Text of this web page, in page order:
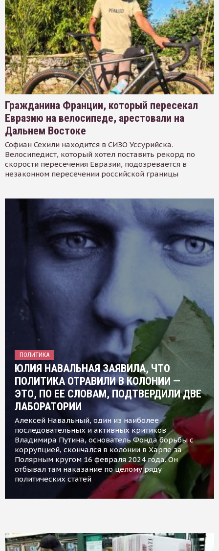
Гражданина Франции, который пересекал
Евразию на велосипеде, арестовали на
Дальнем Востоке
Софиан Сехили находится в СИЗО Уссурийска.
Велосипедист, который хотел поставить рекорд по
скорости пересечения Евразии, подозревается в
незаконном пересечении российской границы
ПОЛИТИКА
ЮЛИЯ НАВАЛЬНАЯ ЗАЯВИЛА, ЧТО
ПОЛИТИКА ОТРАВИЛИ В КОЛОНИИ —
ЭТО, ПО ЕЕ СЛОВАМ, ПОДТВЕРДИЛИ ДВЕ
ЛАБОРАТОРИИ
Алексей Навальный, один из наиболее
последовательных и активных критиков
Владимира Путина, основатель Фонда борьбы с
коррупцией, скончался в колонии в Харпе за
Полярным кругом 16 февраля 2024 года. Он
отбывал там наказание по целому ряду
политических статей